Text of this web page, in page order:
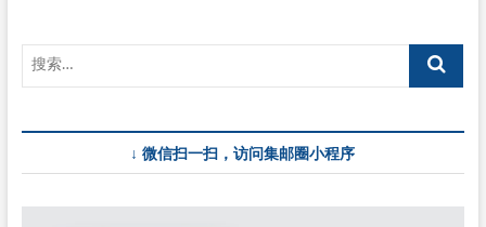
↓ 微信扫一扫，访问集邮圈小程序